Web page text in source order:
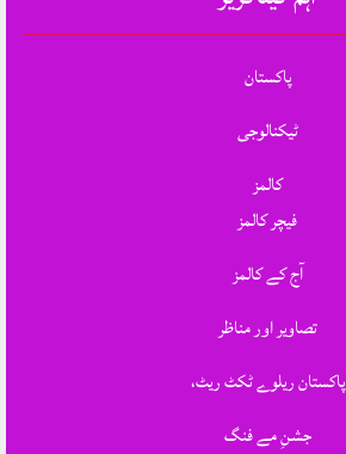
پاکستان
ٹیکنالوجی
کالمز
فیچر کالمز
آج کے کالمز
تصاویر اور مناظر
پاکستان ریلوے ٹکٹ ریٹ،
جشنِ مے فنگ